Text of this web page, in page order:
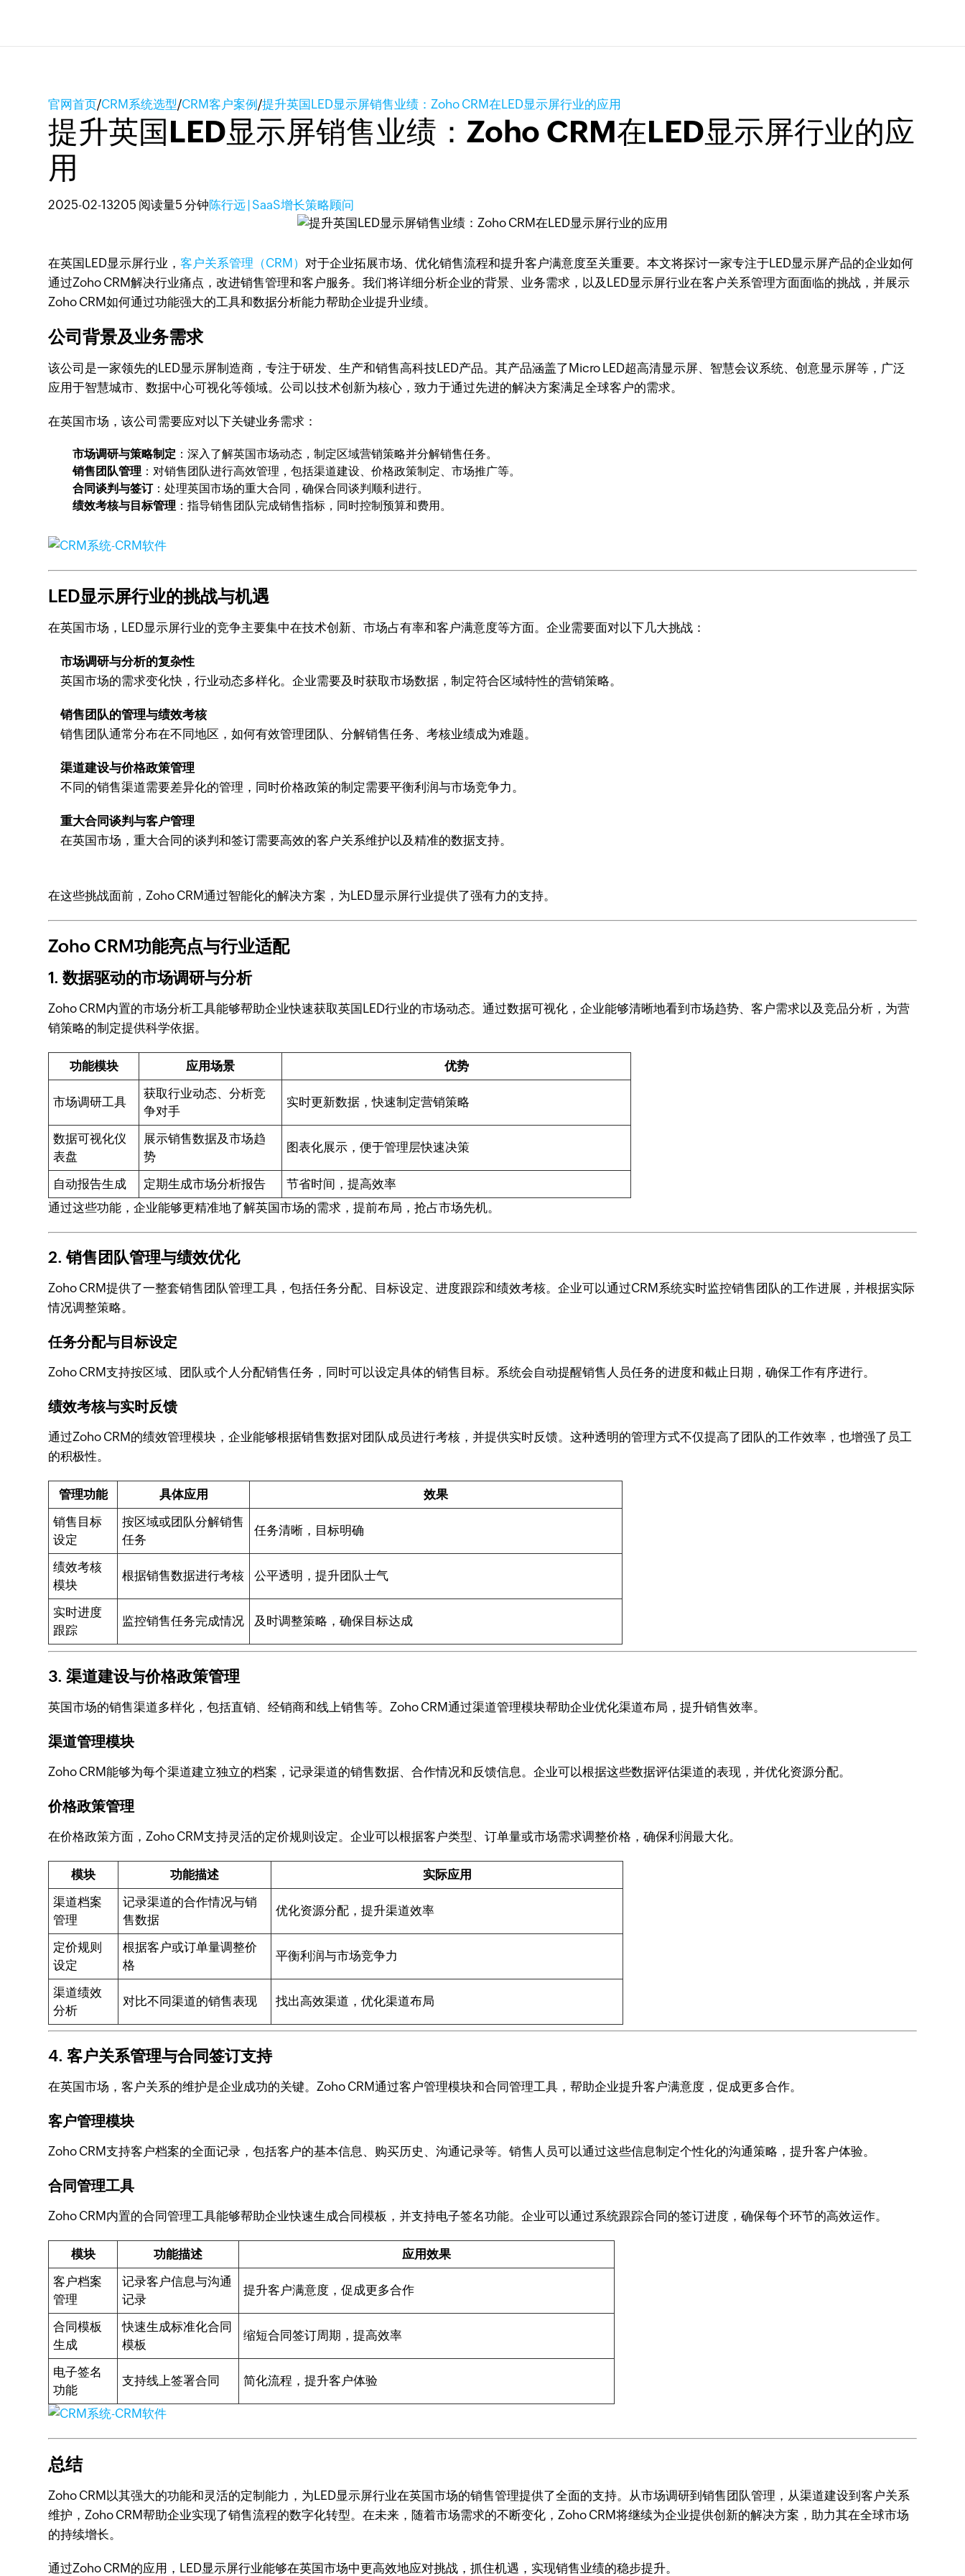
官网首页/CRM系统选型/CRM客户案例/提升英国LED显示屏销售业绩：Zoho CRM在LED显示屏行业的应用
提升英国LED显示屏销售业绩：Zoho CRM在LED显示屏行业的应
用
2025-02-13205 阅读量5 分钟陈行远 | SaaS增长策略顾问
在英国LED显示屏行业，客户关系管理（CRM）对于企业拓展市场、优化销售流程和提升客户满意度至关重要。本文将探讨一家专注于LED显示屏产品的企业如何
通过Zoho CRM解决行业痛点，改进销售管理和客户服务。我们将详细分析企业的背景、业务需求，以及LED显示屏行业在客户关系管理方面面临的挑战，并展示
Zoho CRM如何通过功能强大的工具和数据分析能力帮助企业提升业绩。
公司背景及业务需求
该公司是一家领先的LED显示屏制造商，专注于研发、生产和销售高科技LED产品。其产品涵盖了Micro LED超高清显示屏、智慧会议系统、创意显示屏等，广泛
应用于智慧城市、数据中心可视化等领域。公司以技术创新为核心，致力于通过先进的解决方案满足全球客户的需求。
在英国市场，该公司需要应对以下关键业务需求：
市场调研与策略制定 ：深入了解英国市场动态，制定区域营销策略并分解销售任务。
销售团队管理 ：对销售团队进行高效管理，包括渠道建设、价格政策制定、市场推广等。
合同谈判与签订：处理英国市场的重大合同，确保合同谈判顺利进行。
绩效考核与目标管理 ：指导销售团队完成销售指标，同时控制预算和费用。
LED显示屏行业的挑战与机遇
在英国市场，LED显示屏行业的竞争主要集中在技术创新、市场占有率和客户满意度等方面。企业需要面对以下几大挑战：
市场调研与分析的复杂性
英国市场的需求变化快，行业动态多样化。企业需要及时获取市场数据，制定符合区域特性的营销策略。
销售团队的管理与绩效考核
销售团队通常分布在不同地区，如何有效管理团队、分解销售任务、考核业绩成为难题。
渠道建设与价格政策管理
不同的销售渠道需要差异化的管理，同时价格政策的制定需要平衡利润与市场竞争力。
重大合同谈判与客户管理
在英国市场，重大合同的谈判和签订需要高效的客户关系维护以及精准的数据支持。
在这些挑战面前，Zoho CRM通过智能化的解决方案，为LED显示屏行业提供了强有力的支持。
Zoho CRM功能亮点与行业适配
1. 数据驱动的市场调研与分析
Zoho CRM内置的市场分析工具能够帮助企业快速获取英国LED行业的市场动态。通过数据可视化，企业能够清晰地看到市场趋势、客户需求以及竞品分析，为营
销策略的制定提供科学依据。
功能模块 应用场景 优势
市场调研工具
获取行业动态、分析竞
争对手
实时更新数据，快速制定营销策略
数据可视化仪
表盘
展示销售数据及市场趋
势
图表化展示，便于管理层快速决策
自动报告生成 定期生成市场分析报告
节省时间，提高效率
通过这些功能，企业能够更精准地了解英国市场的需求，提前布局，抢占市场先机。
2. 销售团队管理与绩效优化
Zoho CRM提供了一整套销售团队管理工具，包括任务分配、目标设定、进度跟踪和绩效考核。企业可以通过CRM系统实时监控销售团队的工作进展，并根据实际
情况调整策略。
任务分配与目标设定
Zoho CRM支持按区域、团队或个人分配销售任务，同时可以设定具体的销售目标。系统会自动提醒销售人员任务的进度和截止日期，确保工作有序进行。
绩效考核与实时反馈
通过Zoho CRM的绩效管理模块，企业能够根据销售数据对团队成员进行考核，并提供实时反馈。这种透明的管理方式不仅提高了团队的工作效率，也增强了员工
的积极性。
管理功能 具体应用
效果
销售目标
设定
按区域或团队分解销售
任务
任务清晰，目标明确
绩效考核
模块
根据销售数据进行考核 公平透明，提升团队士气
实时进度
跟踪
监控销售任务完成情况 及时调整策略，确保目标达成
3. 渠道建设与价格政策管理
英国市场的销售渠道多样化，包括直销、经销商和线上销售等。Zoho CRM通过渠道管理模块帮助企业优化渠道布局，提升销售效率。
渠道管理模块
Zoho CRM能够为每个渠道建立独立的档案，记录渠道的销售数据、合作情况和反馈信息。企业可以根据这些数据评估渠道的表现，并优化资源分配。
价格政策管理
在价格政策方面，Zoho CRM支持灵活的定价规则设定。企业可以根据客户类型、订单量或市场需求调整价格，确保利润最大化。
模块 功能描述
实际应用
渠道档案
管理
记录渠道的合作情况与销
售数据
优化资源分配，提升渠道效率
定价规则
设定
根据客户或订单量调整价
格
平衡利润与市场竞争力
渠道绩效
分析
对比不同渠道的销售表现 找出高效渠道，优化渠道布局
4. 客户关系管理与合同签订支持
在英国市场，客户关系的维护是企业成功的关键。Zoho CRM通过客户管理模块和合同管理工具，帮助企业提升客户满意度，促成更多合作。
客户管理模块
Zoho CRM支持客户档案的全面记录，包括客户的基本信息、购买历史、沟通记录等。销售人员可以通过这些信息制定个性化的沟通策略，提升客户体验。
合同管理工具
Zoho CRM内置的合同管理工具能够帮助企业快速生成合同模板，并支持电子签名功能。企业可以通过系统跟踪合同的签订进度，确保每个环节的高效运作。
模块 功能描述
应用效果
客户档案
管理
记录客户信息与沟通
记录
提升客户满意度，促成更多合作
合同模板
生成
快速生成标准化合同
模板
缩短合同签订周期，提高效率
电子签名
功能
支持线上签署合同 简化流程，提升客户体验
总结
Zoho CRM以其强大的功能和灵活的定制能力，为LED显示屏行业在英国市场的销售管理提供了全面的支持。从市场调研到销售团队管理，从渠道建设到客户关系
维护，Zoho CRM帮助企业实现了销售流程的数字化转型。在未来，随着市场需求的不断变化，Zoho CRM将继续为企业提供创新的解决方案，助力其在全球市场
的持续增长。
通过Zoho CRM的应用，LED显示屏行业能够在英国市场中更高效地应对挑战，抓住机遇，实现销售业绩的稳步提升。